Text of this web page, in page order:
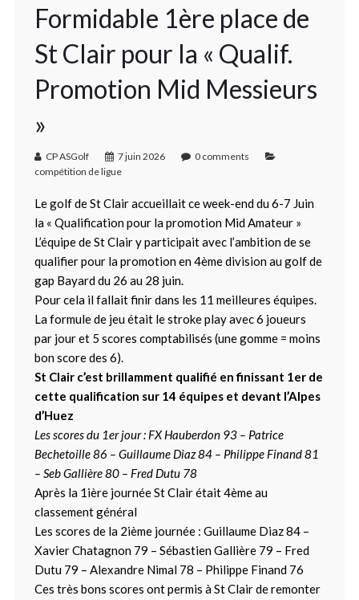
Formidable 1ère place de
St Clair pour la « Qualif.
Promotion Mid Messieurs
»
CP ASGolf 7 juin 2026
0 comments
compétition de ligue
Le golf de St Clair accueillait ce week-end du 6-7 Juin
la « Qualification pour la promotion Mid Amateur »
L’équipe de St Clair y participait avec l’ambition de se
qualifier pour la promotion en 4ème division au golf de
gap Bayard du 26 au 28 juin.
Pour cela il fallait finir dans les 11 meilleures équipes.
La formule de jeu était le stroke play avec 6 joueurs
par jour et 5 scores comptabilisés (une gomme = moins
bon score des 6).
St Clair c’est brillamment qualifié en finissant 1er de
cette qualification sur 14 équipes et devant l’Alpes
d’Huez
Les scores du 1er jour : FX Hauberdon 93 – Patrice
Bechetoille 86 – Guillaume Diaz 84 – Philippe Finand 81
– Seb Gallière 80 – Fred Dutu 78
Après la 1ière journée St Clair était 4ème au
classement général
Les scores de la 2ième journée : Guillaume Diaz 84 –
Xavier Chatagnon 79 – Sébastien Gallière 79 – Fred
Dutu 79 – Alexandre Nimal 78 – Philippe Finand 76
Ces très bons scores ont permis à St Clair de remonter